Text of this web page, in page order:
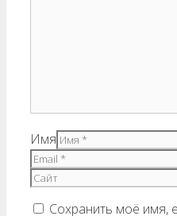
Имя
Сохранить моё имя,